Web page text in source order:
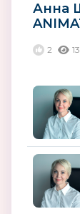
Анна
2